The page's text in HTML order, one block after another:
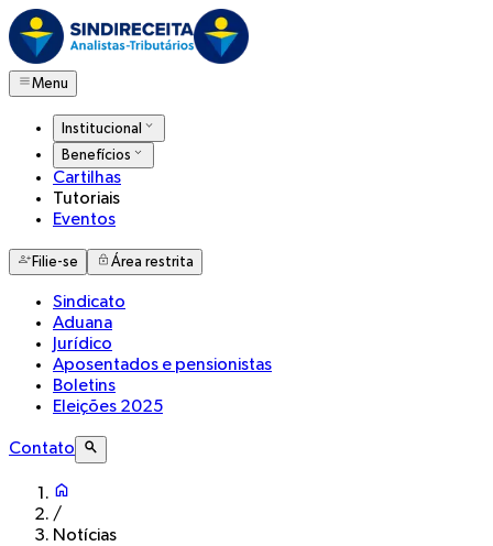
Menu
Institucional
Benefícios
Cartilhas
Tutoriais
Eventos
Filie-se Área restrita
Sindicato
Aduana
Jurídico
Aposentados e pensionistas
Boletins
Eleições 2025
Contato
/
Notícias